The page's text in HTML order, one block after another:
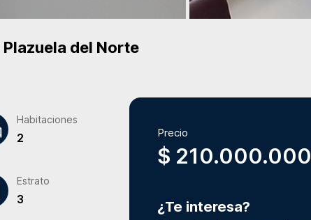
Plazuela del Norte
Habitaciones
2
Estrato
3
Precio
$ 210.000.000
¿Te interesa?